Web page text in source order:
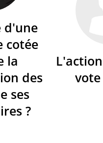
d'une
cotée
la
des
ses
?